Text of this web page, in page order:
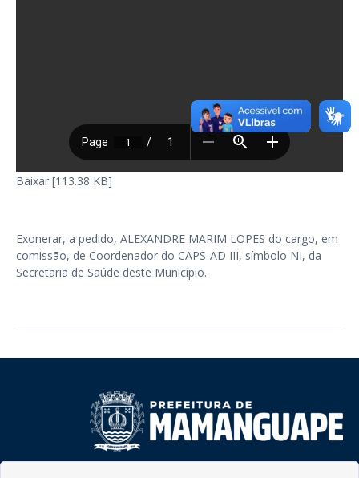
Baixar [113.38 KB]
Exonerar, a pedido, ALEXANDRE MARIM LOPES do cargo, em
comissão, de Coordenador do CAPS-AD III, símbolo NI, da
Secretaria de Saúde deste Município.